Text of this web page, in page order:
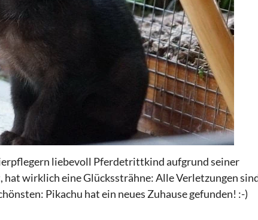
liebevoll Pferdetrittkind aufgrund seiner
wirklich eine Glückssträhne: Alle Verletzungen
Pikachu hat ein neues Zuhause gefunden! :-)